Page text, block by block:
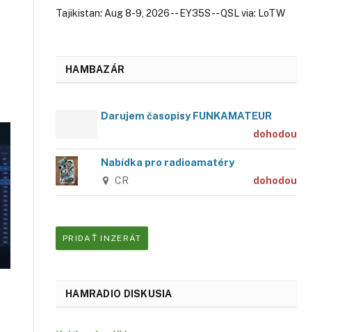
Tajikistan: Aug 8-9, 2026 -- EY35S -- QSL via: LoTW
HAMBAZÁR
Darujem časopisy FUNKAMATEUR
dohodou
Nabídka pro radioamatéry
CR dohodou
PRIDAŤ INZERÁT
HAMRADIO DISKUSIA